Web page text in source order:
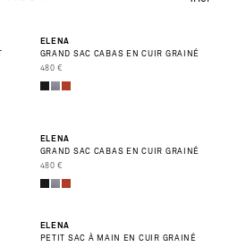
ELENA
GRAND SAC CABAS EN CUIR GRAINÉ
PRIX DE VENTE
480 €
ELENA
GRAND SAC CABAS EN CUIR GRAINÉ
PRIX DE VENTE
480 €
ELENA
PETIT SAC À MAIN EN CUIR GRAINÉ